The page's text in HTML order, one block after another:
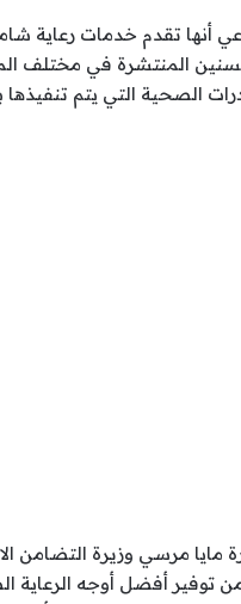
المنتشرة في مختلف
الصحية التي يتم
مايا مرسي وزيرة التضامن
من توفير أفضل أوجه الرعاية